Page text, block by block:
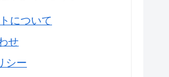
について
せ
シー